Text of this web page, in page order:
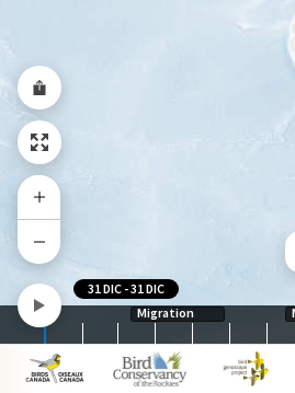
Rango a
Migration
31 DIC -31 DIC